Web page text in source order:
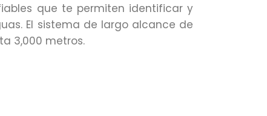
que te permiten identificar y
El sistema de largo alcance de
3,000 metros.